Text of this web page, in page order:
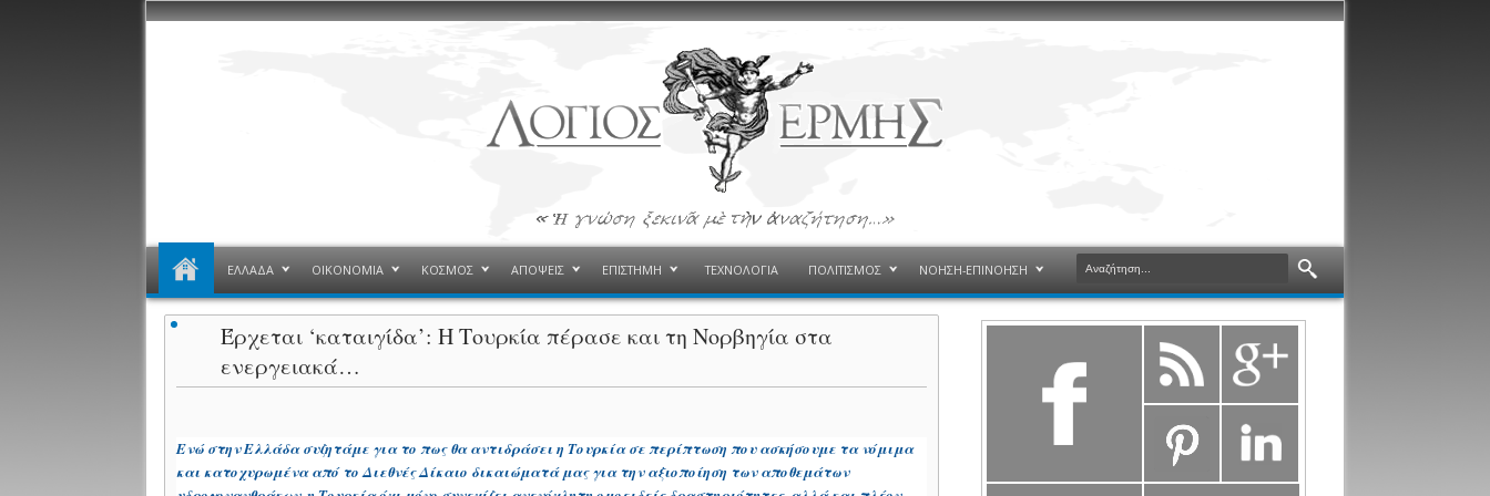
ΕΛΛΑΔΑ ΟΙΚΟΝΟΜΙΑ ΚΟΣΜΟΣ ΑΠΟΨΕΙΣ ΕΠΙΣΤΗΜΗ ΤΕΧΝΟΛΟΓΙΑ ΠΟΛΙΤΙΣΜΟΣ ΝΟΗΣΗ-ΕΠΙΝΟΗΣΗ
Έρχεται ‘καταιγίδα’: Η Τουρκία πέρασε και τη Νορβηγία στα
ενεργειακά…
Ενώ στην Ελλάδα συζητάμε για το πως θα αντιδράσει η Τουρκία σε περίπτωση που ασκήσουμε τα νόμιμα
και κατοχυρωμένα από το Διεθνές Δίκαιο δικαιώματά μας για την αξιοποίηση των αποθεμάτων